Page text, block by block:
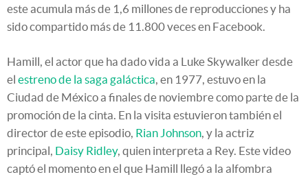
este acumula más de 1,6 millones de reproducciones y ha
sido compartido más de 11.800 veces en Facebook.
Hamill, el actor que ha dado vida a Luke Skywalker desde
el estreno de la saga galáctica, en 1977, estuvo en la
Ciudad de México a finales de noviembre como parte de la
promoción de la cinta. En la visita estuvieron también el
director de este episodio, Rian Johnson, y la actriz
principal, Daisy Ridley, quien interpreta a Rey. Este video
captó el momento en el que Hamill llegó a la alfombra